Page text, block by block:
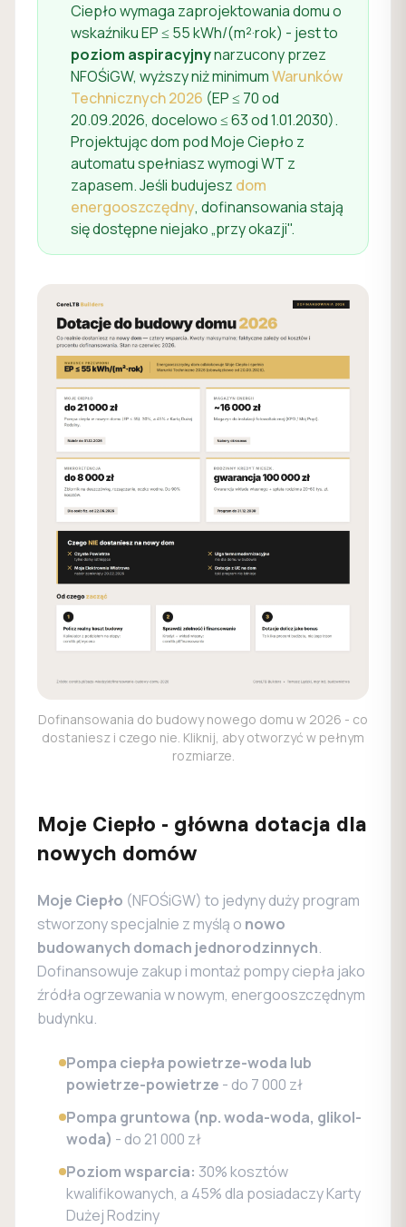
Ciepło wymaga zaprojektowania domu o
wskaźniku EP ≤ 55 kWh/(m²·rok) - jest to
poziom aspiracyjnynarzucony przez
NFOŚiGW, wyższy niż minimumWarunków
Technicznych 2026 (EP ≤ 70 od
20.09.2026, docelowo ≤ 63 od 1.01.2030).
Projektując dom pod Moje Ciepło z
automatu spełniasz wymogi WT z
zapasem. Jeśli budujesz dom
energooszczędny, dofinansowania stają
się dostępne niejako „przy okazji".
Dofinansowania do budowy nowego domu w 2026 - co
dostaniesz i czego nie. Kliknij, aby otworzyć w pełnym
rozmiarze.
Moje Ciepło - główna dotacja dla
nowych domów
Moje Ciepło (NFOŚiGW) to jedyny duży program
stworzony specjalnie z myślą o nowo
budowanych domach jednorodzinnych.
Dofinansowuje zakup i montaż pompy ciepła jako
źródła ogrzewania w nowym, energooszczędnym
budynku.
Pompa ciepła powietrze-woda lub
powietrze-powietrze - do 7 000 zł
Pompa gruntowa (np. woda-woda, glikol-
woda) - do 21 000 zł
Poziom wsparcia: 30% kosztów
kwalifikowanych, a 45% dla posiadaczy Karty
Dużej Rodziny